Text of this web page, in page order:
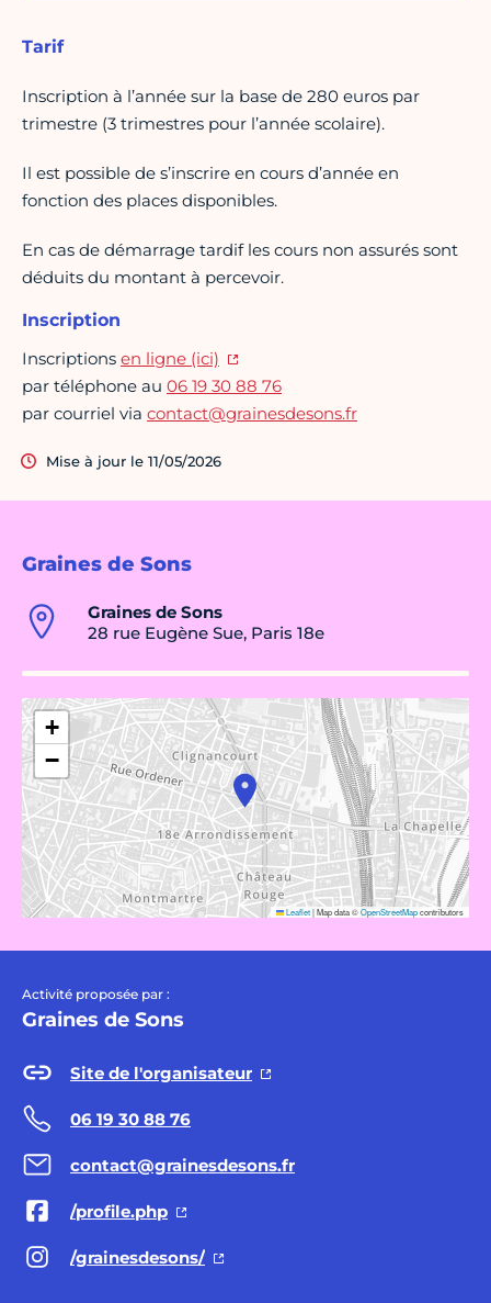
Graines de Sons
Graines de Sons
28 rue Eugène Sue, Paris 18e
+
−
Leaflet|Map data ©OpenStreetMapcontributors
Activité proposée par :
Graines de Sons
Site de l'organisateur
06 19 30 88 76
contact@grainesdesons.fr
/profile.php
/grainesdesons/
Tarif
Inscription à l’année sur la base de 280 euros par
trimestre (3 trimestres pour l’année scolaire).
Il est possible de s’inscrire en cours d’année en
fonction des places disponibles.
En cas de démarrage tardif les cours non assurés sont
déduits du montant à percevoir.
Inscription
Inscriptions en ligne (ici)
par téléphone au 06 19 30 88 76
par courriel via contact@grainesdesons.fr
Mise à jour le 11/05/2026